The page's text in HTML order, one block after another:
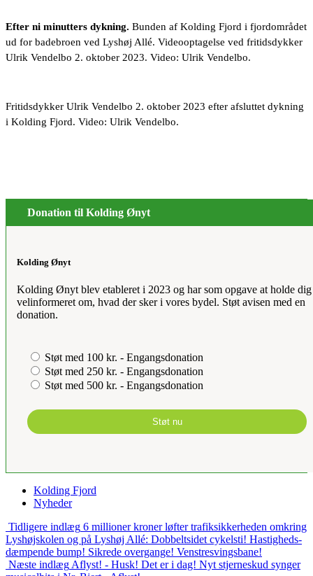
Efter ni minutters dykning. Bunden af Kolding Fjord i fjordområdet
ud for badebroen ved Lyshøj Allé. Videooptagelse ved fritidsdykker
Ulrik Vendelbo 2. oktober 2023. Video: Ulrik Vendelbo.
Fritidsdykker Ulrik Vendelbo 2. oktober 2023 efter afsluttet dykning
i Kolding Fjord. Video: Ulrik Vendelbo.
Donation til Kolding Ønyt
Kolding Ønyt
Kolding Ønyt blev etableret i 2023 og har som opgave at holde dig
velinformeret om, hvad der sker i vores bydel. Støt avisen med en
donation.
Støt med 100 kr. - Engangsdonation
Støt med 250 kr. - Engangsdonation
Støt med 500 kr. - Engangsdonation
Støt nu
Kolding Fjord
Nyheder
Tidligere indlæg 6 millioner kroner løfter trafiksikkerheden omkring
Lyshøjskolen og på Lyshøj Allé: Dobbeltsidet cykelsti! Hastigheds-
dæmpende bump! Sikrede overgange! Venstresvingsbane!
Næste indlæg Aflyst! - Husk! Det er i dag! Nyt stjerneskud synger